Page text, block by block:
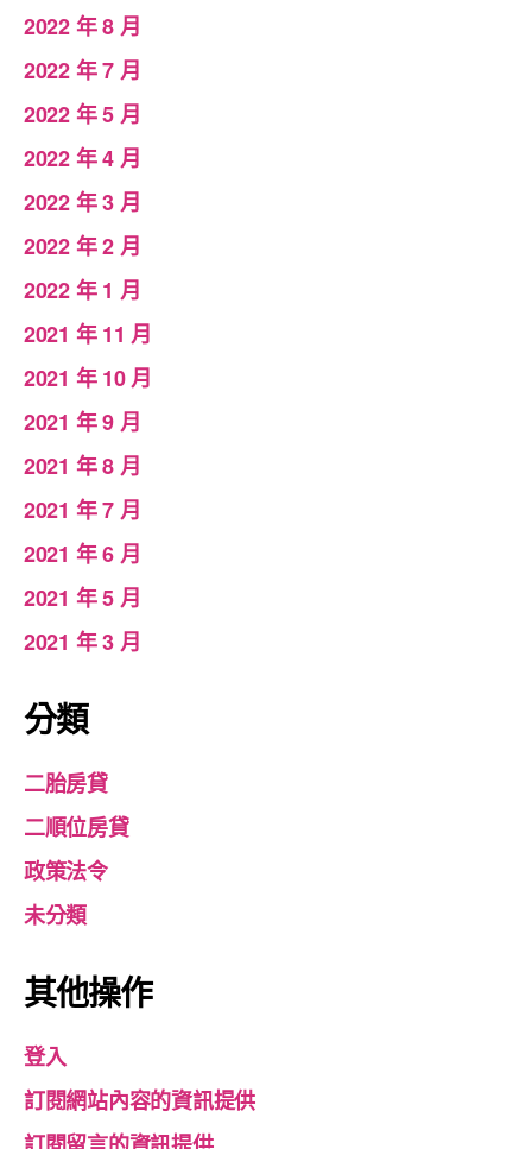
2022 年 8 月
2022 年 7 月
2022 年 5 月
2022 年 4 月
2022 年 3 月
2022 年 2 月
2022 年 1 月
2021 年 11 月
2021 年 10 月
2021 年 9 月
2021 年 8 月
2021 年 7 月
2021 年 6 月
2021 年 5 月
2021 年 3 月
分類
二胎房貸
二順位房貸
政策法令
未分類
其他操作
登入
訂閱網站內容的資訊提供